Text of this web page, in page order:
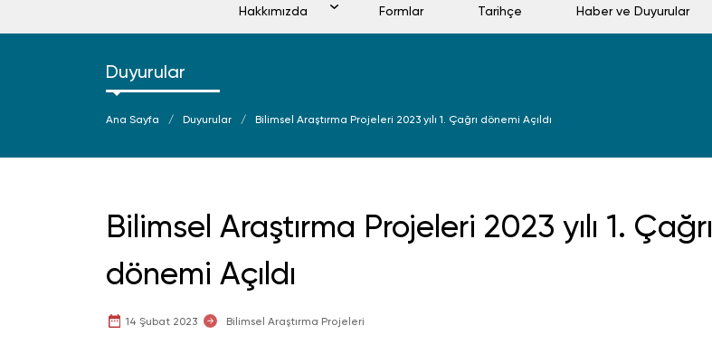
Hakkımızda Formlar Tarihçe Haber ve Duyurular
Duyurular
Ana Sayfa Duyurular Bilimsel Araştırma Projeleri 2023 yılı 1. Çağrı dönemi Açıldı
Bilimsel Araştırma Projeleri 2023 yılı 1. Çağrı
dönemi Açıldı
14 Şubat 2023 Bilimsel Araştırma Projeleri